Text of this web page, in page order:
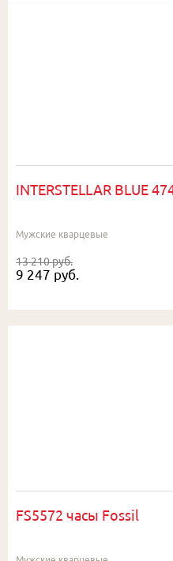
INTERSTELLAR BLUE
Мужские кварцевые
13 210 руб.
9 247 руб.
FS5572 часы Fossil